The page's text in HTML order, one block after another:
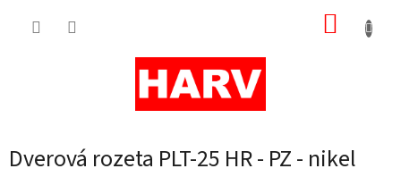
Dverová rozeta PLT-25 HR - PZ - nikel